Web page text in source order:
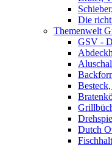
Die
Themenwelt
GSV -
Dutch